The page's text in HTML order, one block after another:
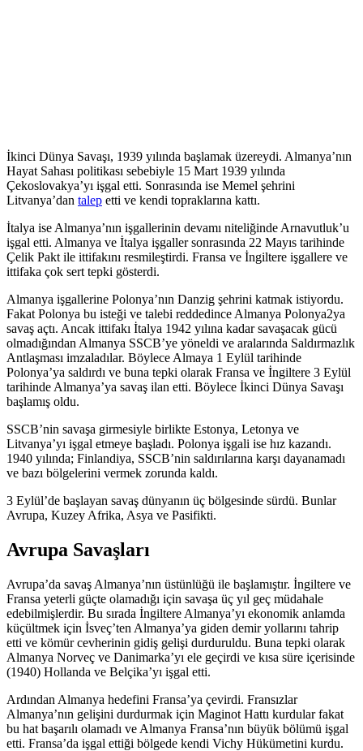
İkinci Dünya Savaşı, 1939 yılında başlamak üzereydi. Almanya’nın
Hayat Sahası politikası sebebiyle 15 Mart 1939 yılında
Çekoslovakya’yı işgal etti. Sonrasında ise Memel şehrini
Litvanya’dan talep etti ve kendi topraklarına kattı.
İtalya ise Almanya’nın işgallerinin devamı niteliğinde Arnavutluk’u
işgal etti. Almanya ve İtalya işgaller sonrasında 22 Mayıs tarihinde
Çelik Pakt ile ittifakını resmileştirdi. Fransa ve İngiltere işgallere ve
ittifaka çok sert tepki gösterdi.
Almanya işgallerine Polonya’nın Danzig şehrini katmak istiyordu.
Fakat Polonya bu isteği ve talebi reddedince Almanya Polonya2ya
savaş açtı. Ancak ittifakı İtalya 1942 yılına kadar savaşacak gücü
olmadığından Almanya SSCB’ye yöneldi ve aralarında Saldırmazlık
Antlaşması imzaladılar. Böylece Almaya 1 Eylül tarihinde
Polonya’ya saldırdı ve buna tepki olarak Fransa ve İngiltere 3 Eylül
tarihinde Almanya’ya savaş ilan etti. Böylece İkinci Dünya Savaşı
başlamış oldu.
SSCB’nin savaşa girmesiyle birlikte Estonya, Letonya ve
Litvanya’yı işgal etmeye başladı. Polonya işgali ise hız kazandı.
1940 yılında; Finlandiya, SSCB’nin saldırılarına karşı dayanamadı
ve bazı bölgelerini vermek zorunda kaldı.
3 Eylül’de başlayan savaş dünyanın üç bölgesinde sürdü. Bunlar
Avrupa, Kuzey Afrika, Asya ve Pasifikti.
Avrupa Savaşları
Avrupa’da savaş Almanya’nın üstünlüğü ile başlamıştır. İngiltere ve
Fransa yeterli güçte olamadığı için savaşa üç yıl geç müdahale
edebilmişlerdir. Bu sırada İngiltere Almanya’yı ekonomik anlamda
küçültmek için İsveç’ten Almanya’ya giden demir yollarını tahrip
etti ve kömür cevherinin gidiş gelişi durduruldu. Buna tepki olarak
Almanya Norveç ve Danimarka’yı ele geçirdi ve kısa süre içerisinde
(1940) Hollanda ve Belçika’yı işgal etti.
Ardından Almanya hedefini Fransa’ya çevirdi. Fransızlar
Almanya’nın gelişini durdurmak için Maginot Hattı kurdular fakat
bu hat başarılı olamadı ve Almanya Fransa’nın büyük bölümü işgal
etti. Fransa’da işgal ettiği bölgede kendi Vichy Hükümetini kurdu.